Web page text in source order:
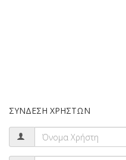
ΣΎΝΔΕΣΗ ΧΡΗΣΤΏΝ